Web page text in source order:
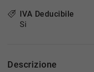
IVA Deducibile
Si
Descrizione
modificare
le
tue
momento.